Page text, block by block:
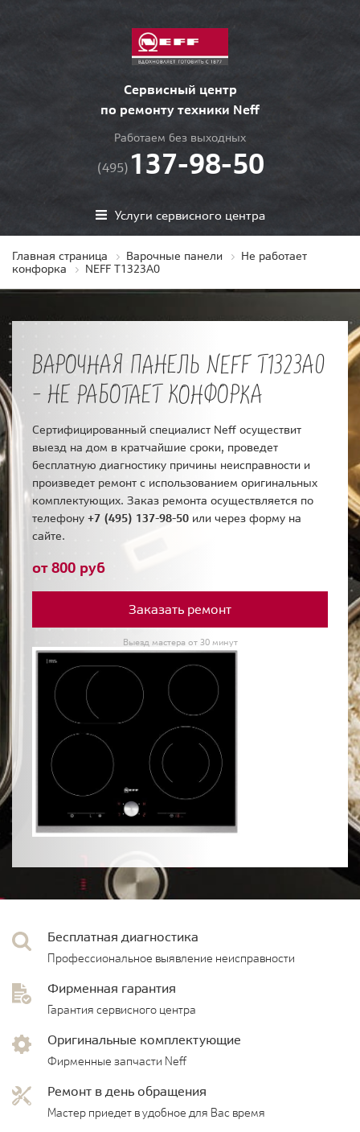
Сервисный центр
по ремонту техники Neff
Работаем без выходных
(495) 137-98-50
Услуги сервисного центра
Главная страница Варочные панели
Не работает
конфорка
NEFF T1323A0
ВАРОЧНАЯ ПАНЕЛЬ NEFF T1323A0
- НЕ РАБОТАЕТ КОНФОРКА
Сертифицированный специалист Neff осуществит
выезд на дом в кратчайшие сроки, проведет
бесплатную диагностику причины неисправности и
произведет ремонт с использованием оригинальных
комплектующих. Заказ ремонта осуществляется по
телефону +7 (495) 137-98-50 или через форму на
сайте.
от 800 руб
Заказать ремонт
Выезд мастера от 30 минут
Бесплатная диагностика
Профессиональное выявление неисправности
Фирменная гарантия
Гарантия сервисного центра
Оригинальные комплектующие
Фирменные запчасти Neff
Ремонт в день обращения
Мастер приедет в удобное для Вас время